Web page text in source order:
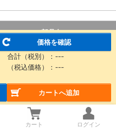
部品名
ベルト
シールバンド
スクレーパ
価格を確認
合計（税別）： ---
（税込価格）： ---
カートへ追加
カート ログイン